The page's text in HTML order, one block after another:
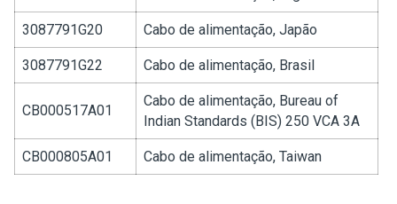
3087791G20 Cabo de alimentação, Japão
3087791G22 Cabo de alimentação, Brasil
CB000517A01
Cabo de alimentação, Bureau of
Indian Standards (BIS) 250 VCA 3A
CB000805A01 Cabo de alimentação, Taiwan